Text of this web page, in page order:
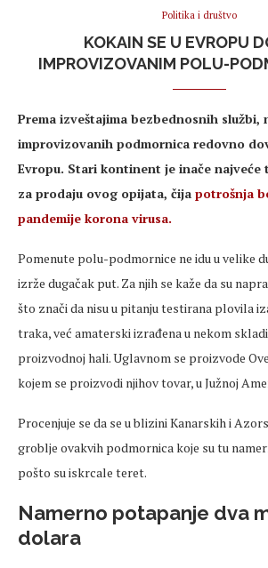
Politika i društvo
KOKAIN SE U EVROPU
IMPROVIZOVANIM POLU-
Prema izveštajima bezbednosnih službi,
improvizovanih podmornica redovno
Evropu. Stari kontinent je inače najveće
za prodaju ovog opijata, čija potrošnja
pandemije korona virusa.
Pomenute polu-podmornice ne idu u velike
izrže dugačak put. Za njih se kaže da su
što znači da nisu u pitanju testirana plovila
traka, već amaterski izrađena u nekom
proizvodnoj hali. Uglavnom se proizvode
kojem se proizvodi njihov tovar, u Južnoj
Procenjuje se da se u blizini Kanarskih i
groblje ovakvih podmornica koje su tu
pošto su iskrcale teret.
Namerno potapanje dva
dolara